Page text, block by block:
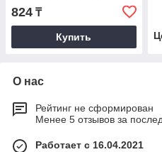
824 ₸
Купить
О нас
Рейтинг не сформирован
Менее 5 отзывов за
Работает с 16.04.2021